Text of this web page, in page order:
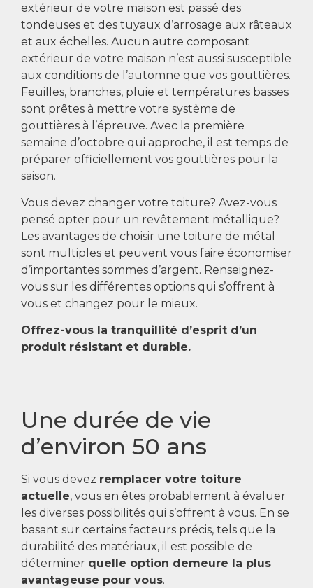
extérieur de votre maison est passé des
tondeuses et des tuyaux d’arrosage aux râteaux
et aux échelles. Aucun autre composant
extérieur de votre maison n’est aussi susceptible
aux conditions de l’automne que vos gouttières.
Feuilles, branches, pluie et températures basses
sont prêtes à mettre votre système de
gouttières à l’épreuve. Avec la première
semaine d’octobre qui approche, il est temps de
préparer officiellement vos gouttières pour la
saison.
Vous devez changer votre toiture? Avez-vous
pensé opter pour un revêtement métallique?
Les avantages de choisir une toiture de métal
sont multiples et peuvent vous faire économiser
d’importantes sommes d’argent. Renseignez-
vous sur les différentes options qui s’offrent à
vous et changez pour le mieux.
Offrez-vous la tranquillité d’esprit d’un
produit résistant et durable.
Une durée de vie
d’environ 50 ans
Si vous devez remplacer votre toiture
actuelle, vous en êtes probablement à évaluer
les diverses possibilités qui s’offrent à vous. En se
basant sur certains facteurs précis, tels que la
durabilité des matériaux, il est possible de
déterminer quelle option demeure la plus
avantageuse pour vous.